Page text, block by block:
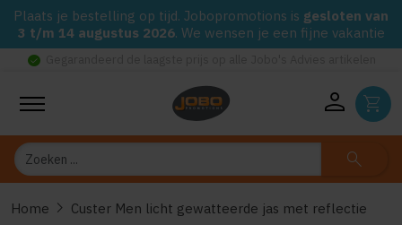
Plaats je bestelling op tijd. Jobopromotions is gesloten van
3 t/m 14 augustus 2026. We wensen je een fijne vakantie
check_circle
person shopping_cart
Zoeken search
Home chevron_right Custer Men licht gewatteerde jas met reflectie